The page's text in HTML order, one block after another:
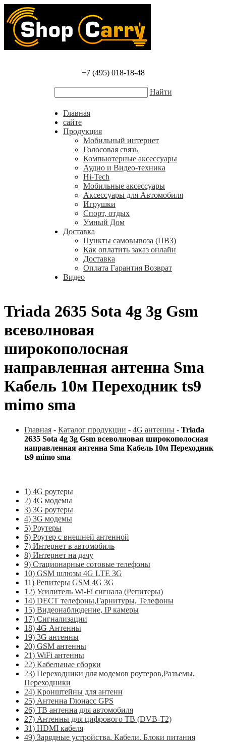
+7 (495) 018-18-48
Найти
Главная
сайте
Продукция
Мобильный интернет
Голосовая связь
Компьютерные аксессуары
Аудио и Видео-техника
Hi-Tech
Мобильные аксессуары
Аксессуары для Автомобиля
Игрушки
Спорт, отдых
Умный Дом
Доставка
Пункты самовывоза (ПВЗ)
Как оплатить заказ онлайн
Доставка
Оплата Гарантия Возврат
Видео
Triada 2635 Sota 4g 3g Gsm
всеволновая
широкополосная
направленная антенна Sma
Кабель 10м Переходник ts9
mimo sma
Главная - Каталог продукции - 4G антенны - Triada
2635 Sota 4g 3g Gsm всеволновая широкополосная
направленная антенна Sma Кабель 10м Переходник
ts9 mimo sma
1) 4G роутеры
2) 4G модемы
3) 3G роутеры
4) 3G модемы
5) Роутеры
6) Роутер с внешней антенной
7) Интернет в автомобиль
8) Интернет на дачу
9) Стационарные сотовые телефоны
10) GSM шлюзы 4G LTE 3G
11) Репитеры GSM 4G 3G
12) Усилитель Wi-Fi сигнала (Репитеры)
14) DECT телефоны,Гарнитуры, Телефоны
15) Видеонаблюдение, IP камеры
17) Сигнализации
18) 4G Антенны
19) 3G антенны
20) GSM антенны
21) WiFi антенны
22) Кабельные сборки
23) Переходники для модемов роутеров,Разъемы,
Переходники
24) Кронштейны для антенн
25) Антенна Глонасс GPS
26) ТВ антенна для автомобиля
27) Антенны для цифрового ТВ (DVB-T2)
31) HDMI кабеля
49) Зарядные устройства. Кабели. Блоки питания